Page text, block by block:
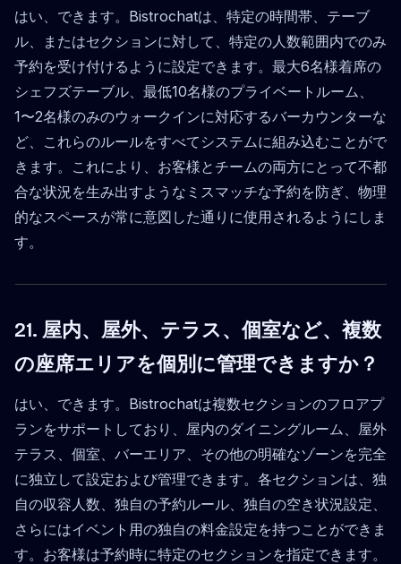
はい、できます。Bistrochatは、特定の時間帯、テーブ
ル、またはセクションに対して、特定の人数範囲内でのみ
予約を受け付けるように設定できます。最大6名様着席の
シェフズテーブル、最低10名様のプライベートルーム、
1〜2名様のみのウォークインに対応するバーカウンターな
ど、これらのルールをすべてシステムに組み込むことがで
きます。これにより、お客様とチームの両方にとって不都
合な状況を生み出すようなミスマッチな予約を防ぎ、物理
的なスペースが常に意図した通りに使用されるようにしま
す。
21. 屋内、屋外、テラス、個室など、複数
の座席エリアを個別に管理できますか？
はい、できます。Bistrochatは複数セクションのフロアプ
ランをサポートしており、屋内のダイニングルーム、屋外
テラス、個室、バーエリア、その他の明確なゾーンを完全
に独立して設定および管理できます。各セクションは、独
自の収容人数、独自の予約ルール、独自の空き状況設定、
さらにはイベント用の独自の料金設定を持つことができま
す。お客様は予約時に特定のセクションを指定できます。